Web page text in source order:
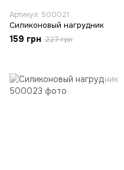
Артикул: 500021
Силиконовый нагрудник
159 грн 227 грн